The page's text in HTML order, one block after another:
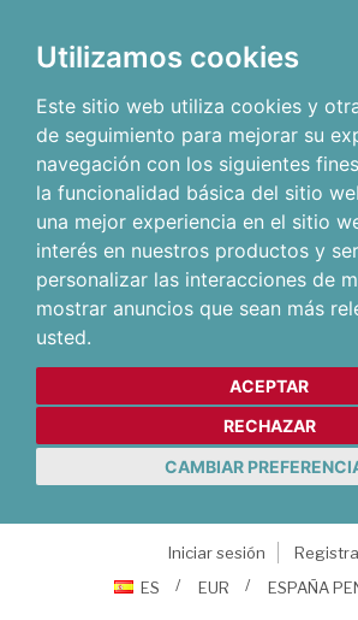
Utilizamos cookies
Este sitio web utiliza cookies y
de seguimiento para mejorar su
navegación con los siguientes
la funcionalidad básica del sitio
una mejor experiencia en el sitio
interés en nuestros productos y
personalizar las interacciones de
mostrar anuncios que sean más
usted.
ACEPTAR
RECHAZAR
CAMBIAR
Iniciar sesión
ES
EUR ESPAÑA